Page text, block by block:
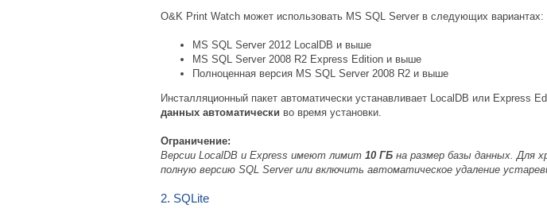
O&K Print Watch может использовать MS SQL Server в следующих вариантах:
MS SQL Server 2012 LocalDB и выше
MS SQL Server 2008 R2 Express Edition и выше
Полноценная версия MS SQL Server 2008 R2 и выше
Инсталляционный пакет автоматически устанавливает LocalDB или Express
данных автоматически во время установки.
Ограничение:
Версии LocalDB и Express имеют лимит 10 ГБ на размер базы данных. Для
полную версию SQL Server или включить автоматическое удаление
2. SQLite